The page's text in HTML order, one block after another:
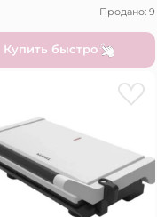
Продано: 9
Купить быстро